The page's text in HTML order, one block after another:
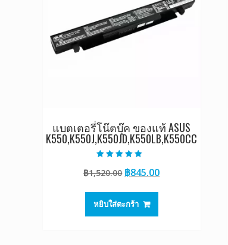
แบตเตอรี่โน๊ตบุ๊ค ของแท้ ASUS
K550,K550J,K550JD,K550LB,K550CC
5.00
ตั้งแต่ 1-5
฿1,520.00 Original
was:
฿1,520.00.
฿845.00Current
หยิบใส่ตะกร้า